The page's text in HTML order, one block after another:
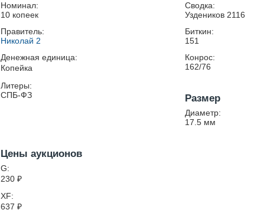
Номинал:
10 копеек
Правитель:
Николай 2
Денежная единица:
Копейка
Литеры:
СПБ-ФЗ
Сводка:
Уздеников 2116
Биткин:
151
Конрос:
162/76
Размер
Диаметр:
17.5 мм
Цены аукционов
G:
230 ₽
XF:
637 ₽